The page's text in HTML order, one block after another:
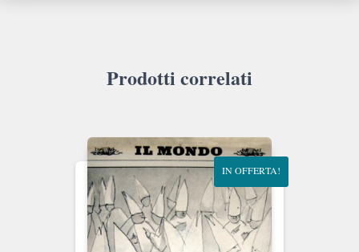
Prodotti correlati
IN OFFERTA!